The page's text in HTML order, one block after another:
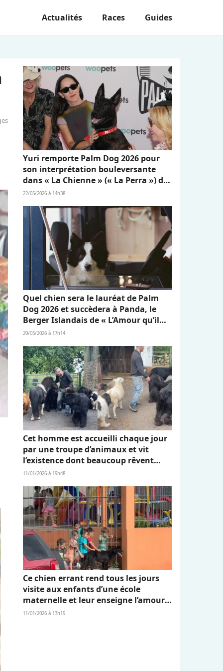
Actualités Races Guides
Yuri remporte Palm Dog 2026 pour
son interprétation bouleversante
dans « La Chienne » (« La Perra ») de
Dominga Sotomayor
22/05/2026 à 14h38
Quel chien sera le lauréat de Palm
Dog 2026 et succèdera à Panda, le
Berger Islandais de « L’Amour qu’il
nous reste » ?
20/05/2026 à 17h14
Cet homme est accueilli chaque jour
par une troupe d’animaux et vit
l’existence dont beaucoup rêvent
(vidéo)
11/01/2026 à 19h48
Ce chien errant rend tous les jours
visite aux enfants d’une école
maternelle et leur enseigne l’amour
et l’empathie (vidéo)
11/01/2026 à 13h19